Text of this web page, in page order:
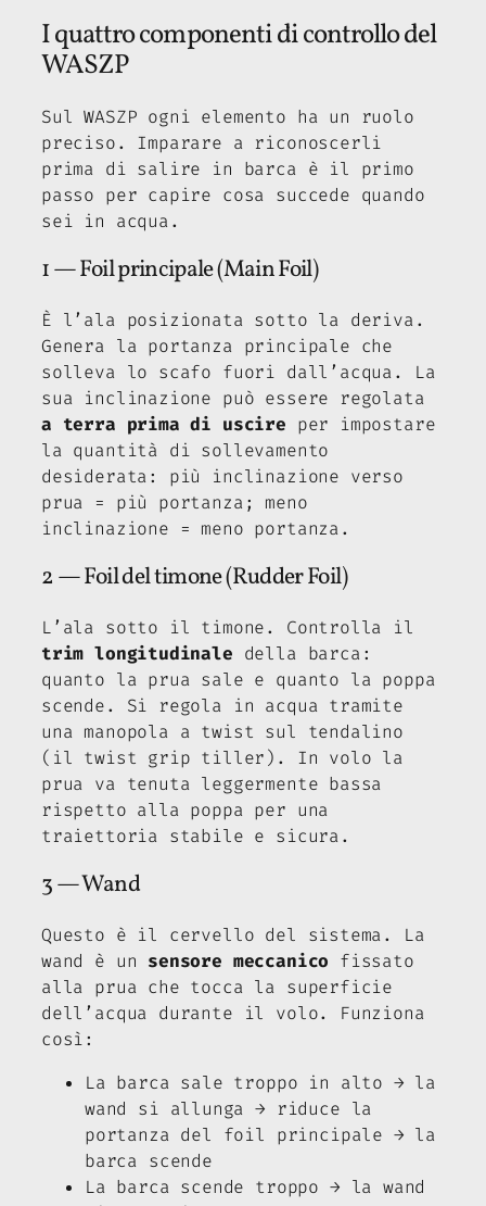
I quattro componenti di controllo del
WASZP
Sul WASZP ogni elemento ha un ruolo
preciso. Imparare a riconoscerli
prima di salire in barca è il primo
passo per capire cosa succede quando
sei in acqua.
1 — Foil principale (Main Foil)
È l’ala posizionata sotto la deriva.
Genera la portanza principale che
solleva lo scafo fuori dall’acqua. La
sua inclinazione può essere regolata
a terra prima di uscire per impostare
la quantità di sollevamento
desiderata: più inclinazione verso
prua = più portanza; meno
inclinazione = meno portanza.
2 — Foil del timone (Rudder Foil)
L’ala sotto il timone. Controlla il
trim longitudinale della barca:
quanto la prua sale e quanto la poppa
scende. Si regola in acqua tramite
una manopola a twist sul tendalino
(il twist grip tiller). In volo la
prua va tenuta leggermente bassa
rispetto alla poppa per una
traiettoria stabile e sicura.
3 — Wand
Questo è il cervello del sistema. La
wand è un sensore meccanico fissato
alla prua che tocca la superficie
dell’acqua durante il volo. Funziona
così:
La barca sale troppo in alto → la
wand si allunga → riduce la
portanza del foil principale → la
barca scende
La barca scende troppo → la wand